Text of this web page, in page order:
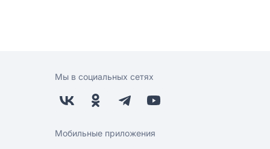
Мы в социальных сетях
Мобильные приложения